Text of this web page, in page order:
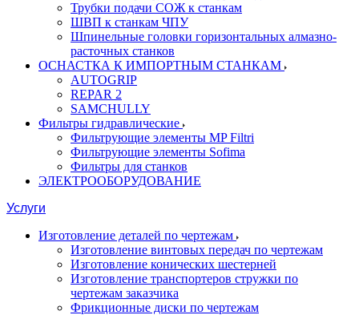
Трубки подачи СОЖ к станкам
ШВП к станкам ЧПУ
Шпинельные головки горизонтальных алмазно-
расточных станков
ОСНАСТКА К ИМПОРТНЫМ СТАНКАМ
AUTOGRIP
REPAR 2
SAMCHULLY
Фильтры гидравлические
Фильтрующие элементы MP Filtri
Фильтрующие элементы Sofima
Фильтры для станков
ЭЛЕКТРООБОРУДОВАНИЕ
Услуги
Изготовление деталей по чертежам
Изготовление винтовых передач по чертежам
Изготовление конических шестерней
Изготовление транспортеров стружки по
чертежам заказчика
Фрикционные диски по чертежам